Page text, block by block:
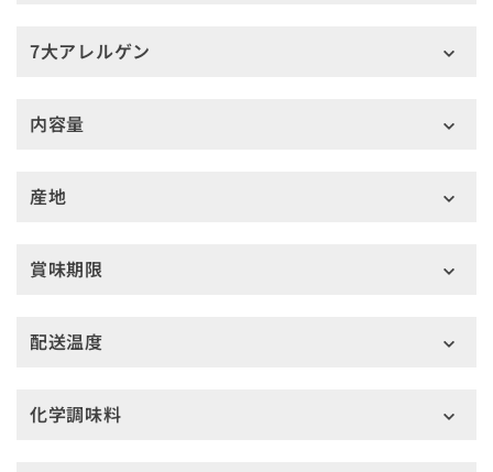
7大アレルゲン
内容量
産地
賞味期限
配送温度
化学調味料